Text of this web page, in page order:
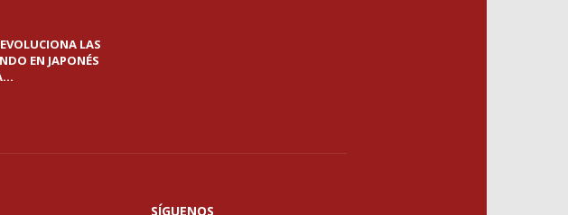
LAS
EN JAPONÉS
SÍGUENOS